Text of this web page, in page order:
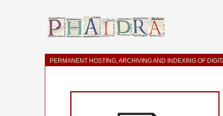
PERMANENT HOSTING, ARCHIVING AND INDEXING OF